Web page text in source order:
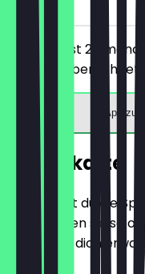
Du bestellst 2
wird nicht berechnet.
App
Speisekarte
Hier findest du die
aktualisieren sie so
weißt, was dich